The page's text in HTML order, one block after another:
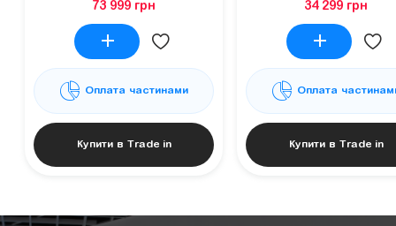
73 999 грн
Оплата частинами
Купити в Trade in
34 299 грн
Оплата
Купити в Trade in